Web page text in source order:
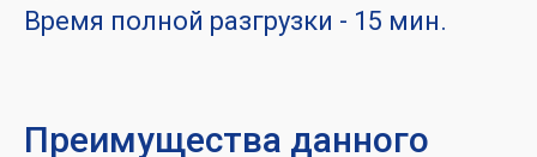
Время полной разгрузки - 15 мин.
Преимущества данного